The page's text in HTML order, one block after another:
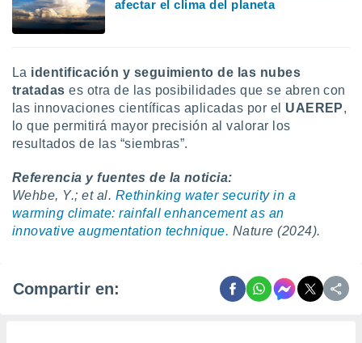
afectar el clima del planeta
La identificación y seguimiento de las nubes
tratadas es otra de las posibilidades que se abren con
las innovaciones científicas aplicadas por el UAEREP,
lo que permitirá mayor precisión al valorar los
resultados de las “siembras”.
Referencia y fuentes de la noticia:
Wehbe, Y.; et al. Rethinking water security in a
warming climate: rainfall enhancement as an
innovative augmentation technique. Nature (2024).
Compartir en: